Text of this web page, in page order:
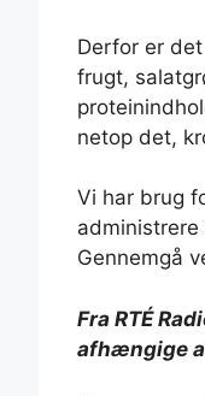
Derfor er
frugt,
netop det,
Vi har brug
Gennemgå
Fra RTÉ
afhængige